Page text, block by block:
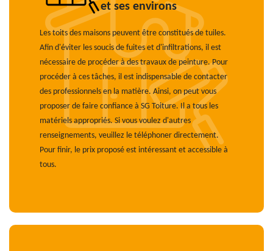
et ses environs
Les toits des maisons peuvent être constitués de tuiles.
Afin d'éviter les soucis de fuites et d'infiltrations, il est
nécessaire de procéder à des travaux de peinture. Pour
procéder à ces tâches, il est indispensable de contacter
des professionnels en la matière. Ainsi, on peut vous
proposer de faire confiance à SG Toiture. Il a tous les
matériels appropriés. Si vous voulez d'autres
renseignements, veuillez le téléphoner directement.
Pour finir, le prix proposé est intéressant et accessible à
tous.